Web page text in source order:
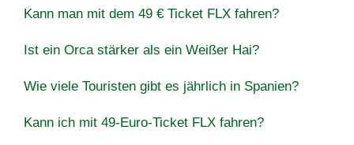
Kann man mit dem 49 € Ticket FLX fahren?
Ist ein Orca stärker als ein Weißer Hai?
Wie viele Touristen gibt es jährlich in Spanien?
Kann ich mit 49-Euro-Ticket FLX fahren?